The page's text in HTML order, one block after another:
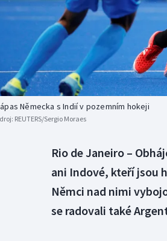
Gymnastika
Německa s Indií v pozemním hokeji
REUTERS/Sergio Moraes
Rio de Janeiro –
ani Indové, kteří jsou
Němci nad nimi
se radovali také